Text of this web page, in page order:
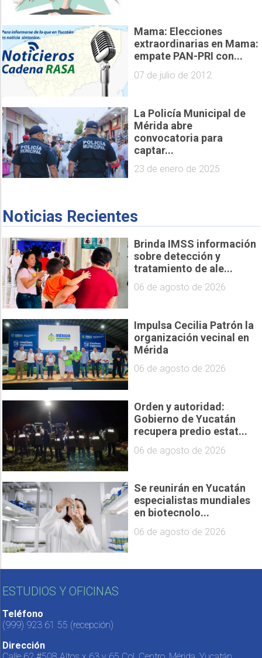
Mama: Elecciones
extraordinarias en Mama:
empate PAN-PRI con...
07 de julio de 2012
La Policía Municipal de
Mérida abre
convocatoria para
captar...
23 de enero de 2025
Noticias Recientes
Brinda IMSS información
sobre detección y
tratamiento de ale...
06 de agosto de 2026
Impulsa Cecilia Patrón la
organización vecinal en
Mérida
06 de agosto de 2026
Orden y autoridad:
Gobierno de Yucatán
recupera predio estat...
06 de agosto de 2026
Se reunirán en Yucatán
especialistas mundiales
en biotecnolo...
06 de agosto de 2026
ESTUDIOS Y OFICINAS
Teléfono
(999) 923 61 55 (recepción)
Dirección